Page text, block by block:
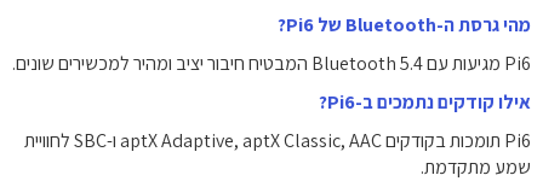
מהי גרסת ה-Bluetooth של Pi6?
Pi6 מגיעות עם Bluetooth 5.4 המבטיח חיבור יציב ומהיר למכשירים שונים.
אילו קודקים נתמכים ב-Pi6?
Pi6 תומכות בקודקים aptX Adaptive, aptX Classic, AAC ו-SBC לחוויית
שמע מתקדמת.